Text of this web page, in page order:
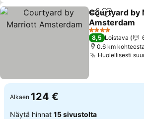
Jaa Lisää
Courtyard by
Amsterdam
Katso hinnat
4 Tähtiluokitus
8,5 Loistava
0.6 km
Huolellisesti
Alkaen 124 €
Näytä hinnat 15 sivustolta